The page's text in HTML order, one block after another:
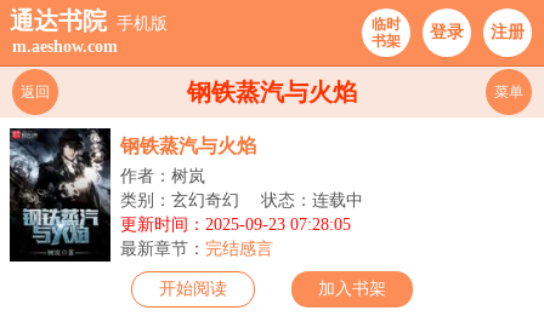
通达书院 手机版
m.aeshow.com
临时
书架
登录 注册
钢铁蒸汽与火焰
返回 菜单
钢铁蒸汽与火焰
作者：树岚
类别：玄幻奇幻
状态：连载中
更新时间：2025-09-23 07:28:05
最新章节： 完结感言
开始阅读 加入书架